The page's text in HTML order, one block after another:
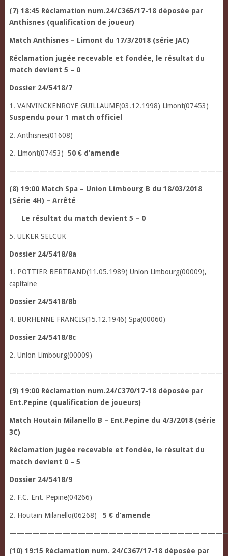
(7) 18:45 Réclamation num.24/C365/17-18 déposée par
Anthisnes (qualification de joueur)
Match Anthisnes – Limont du 17/3/2018 (série JAC)
Réclamation jugée recevable et fondée, le résultat du
match devient 5 – 0
Dossier 24/5418/7
1. VANVINCKENROYE GUILLAUME(03.12.1998) Limont(07453)
Suspendu pour 1 match officiel
2. Anthisnes(01608)
2. Limont(07453) 50 € d’amende
(8) 19:00 Match Spa – Union Limbourg B du 18/03/2018
(Série 4H) – Arrêté
Le résultat du match devient 5 – 0
5. ULKER SELCUK
Dossier 24/5418/8a
1. POTTIER BERTRAND(11.05.1989) Union Limbourg(00009),
capitaine
Dossier 24/5418/8b
4. BURHENNE FRANCIS(15.12.1946) Spa(00060)
Dossier 24/5418/8c
2. Union Limbourg(00009)
(9) 19:00 Réclamation num.24/C370/17-18 déposée par
Ent.Pepine (qualification de joueurs)
Match Houtain Milanello B – Ent.Pepine du 4/3/2018 (série
3C)
Réclamation jugée recevable et fondée, le résultat du
match devient 0 – 5
Dossier 24/5418/9
2. F.C. Ent. Pepine(04266)
2. Houtain Milanello(06268) 5 € d’amende
(10) 19:15 Réclamation num. 24/C367/17-18 déposée par